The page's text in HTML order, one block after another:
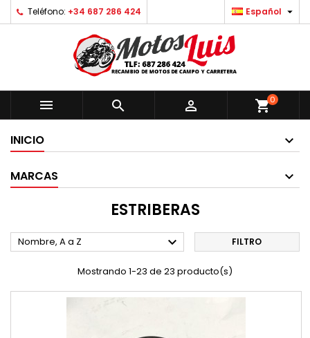
Teléfono: +34 687 286 424 Español 
   shopping_cart0
INICIO
MARCAS
ESTRIBERAS
Nombre, A a Z  FILTRO
Mostrando 1-23 de 23 producto(s)